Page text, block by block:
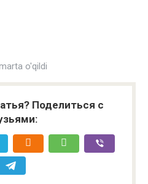
o'qildi
Поделиться с